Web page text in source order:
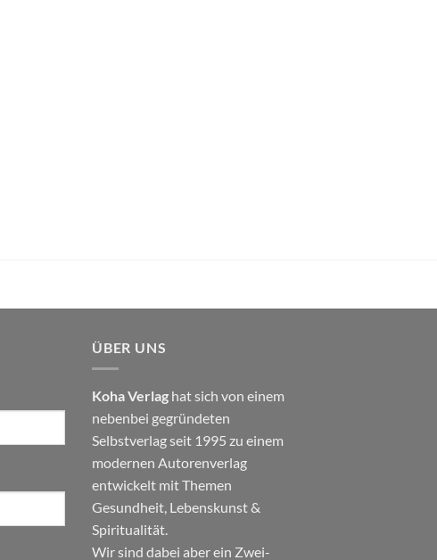
ÜBER UNS
Koha Verlag hat sich von einem
nebenbei gegründeten
Selbstverlag seit 1995 zu einem
modernen Autorenverlag
entwickelt mit Themen
Gesundheit, Lebenskunst&
Spiritualität.
Wir sind dabei aber ein Zwei-